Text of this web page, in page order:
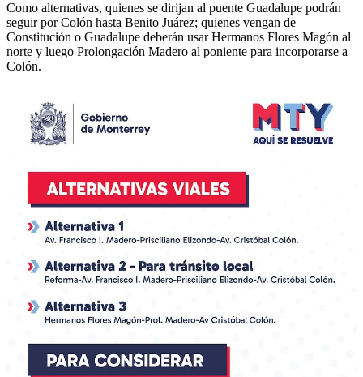
Como alternativas, quienes se dirijan al puente Guadalupe podrán
seguir por Colón hasta Benito Juárez; quienes vengan de
Constitución o Guadalupe deberán usar Hermanos Flores Magón al
norte y luego Prolongación Madero al poniente para incorporarse a
Colón.